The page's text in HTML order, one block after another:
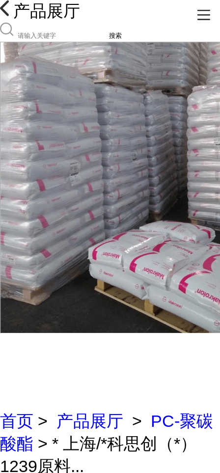
产品展厅
搜索
首页 > 产品展厅 > PC-聚碳
酸酯 > * 上海/*科思创（*）
1239原料...